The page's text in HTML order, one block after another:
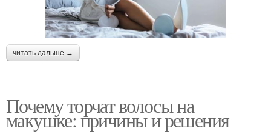
читать дальше →
Почему торчат волосы на
макушке: причины и решения